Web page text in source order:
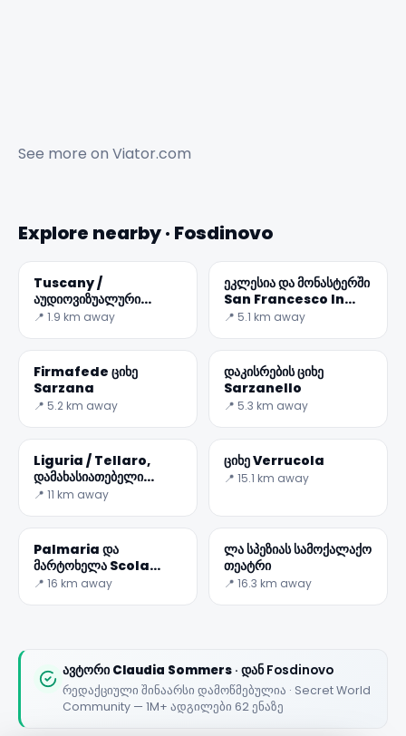
See more on Viator.com
Explore nearby · Fosdinovo
Tuscany /
აუდიოვიზუალური
მუზეუმი წინააღმდეგობის
📍 1.9 km away
ეკლესია და მონასტერში
San Francesco In
Sarzana
📍 5.1 km away
Firmafede ციხე
Sarzana
📍 5.2 km away
დაკისრების ციხე
Sarzanello
📍 5.3 km away
Liguria / Tellaro,
დამახასიათებელი
პატარა თევზჭერის
📍 11 km away
ციხე Verrucola
📍 15.1 km away
Palmaria და
მარტოხელა Scola
კოშკი
📍 16 km away
ლა სპეზიას სამოქალაქო
თეატრი
📍 16.3 km away
ავტორი Claudia Sommers · დან Fosdinovo
რედაქციული შინაარსი დამოწმებულია · Secret World
Community — 1M+ ადგილები 62 ენაზე
✕
★★★★★